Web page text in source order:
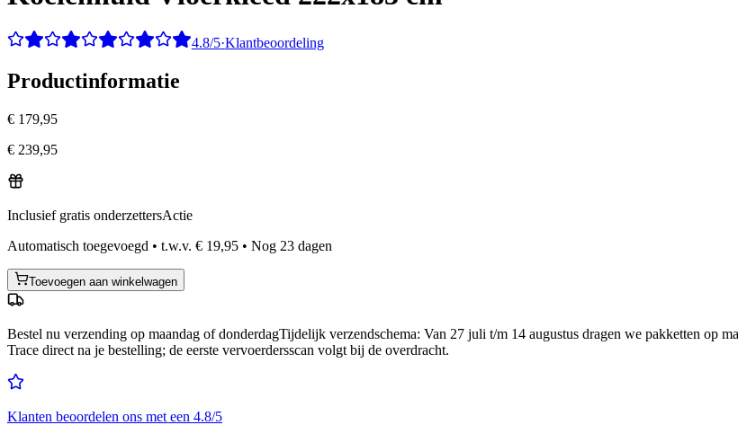
4.8/5·Klantbeoordeling
Productinformatie
€ 179,95
€ 239,95
Inclusief gratis onderzettersActie
Automatisch toegevoegd • t.w.v. € 19,95 • Nog 23 dagen
Toevoegen aan winkelwagen
Bestel nu verzending op maandag of donderdagTijdelijk verzendschema: Van 27 juli t/m 14 augustus dragen we pakketten op
Trace direct na je bestelling; de eerste vervoerdersscan volgt bij de overdracht.
Klanten beoordelen ons met een 4.8/5